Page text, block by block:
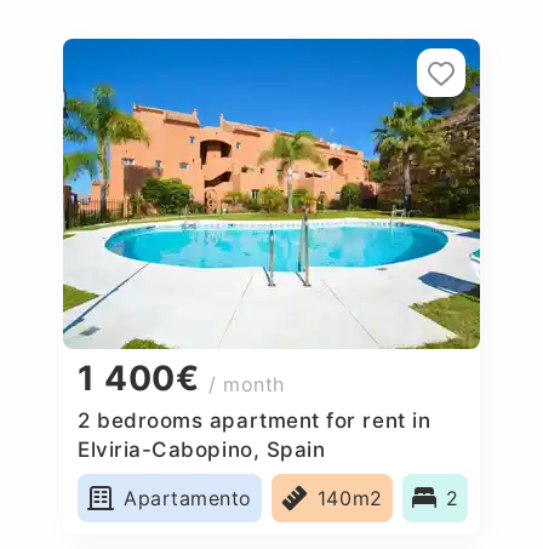
1 400€ / month
2 bedrooms apartment for rent in
Elviria-Cabopino, Spain
Apartamento
140m2 2